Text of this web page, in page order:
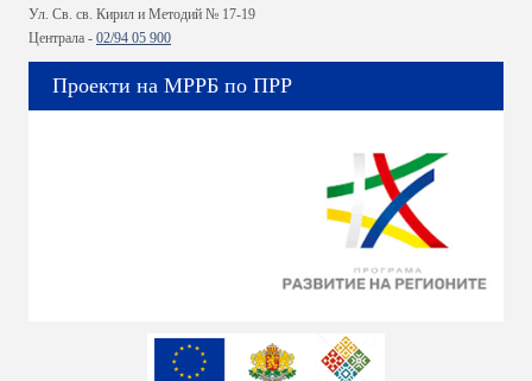
Ул. Св. св. Кирил и Методий № 17-19
Централа - 02/94 05 900
Проекти на МРРБ по ПРР